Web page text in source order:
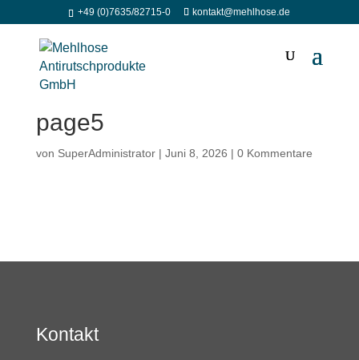
+49 (0)7635/82715-0 kontakt@mehlhose.de
page5
von SuperAdministrator| Juni 8, 2026 | 0 Kommentare
Kontakt